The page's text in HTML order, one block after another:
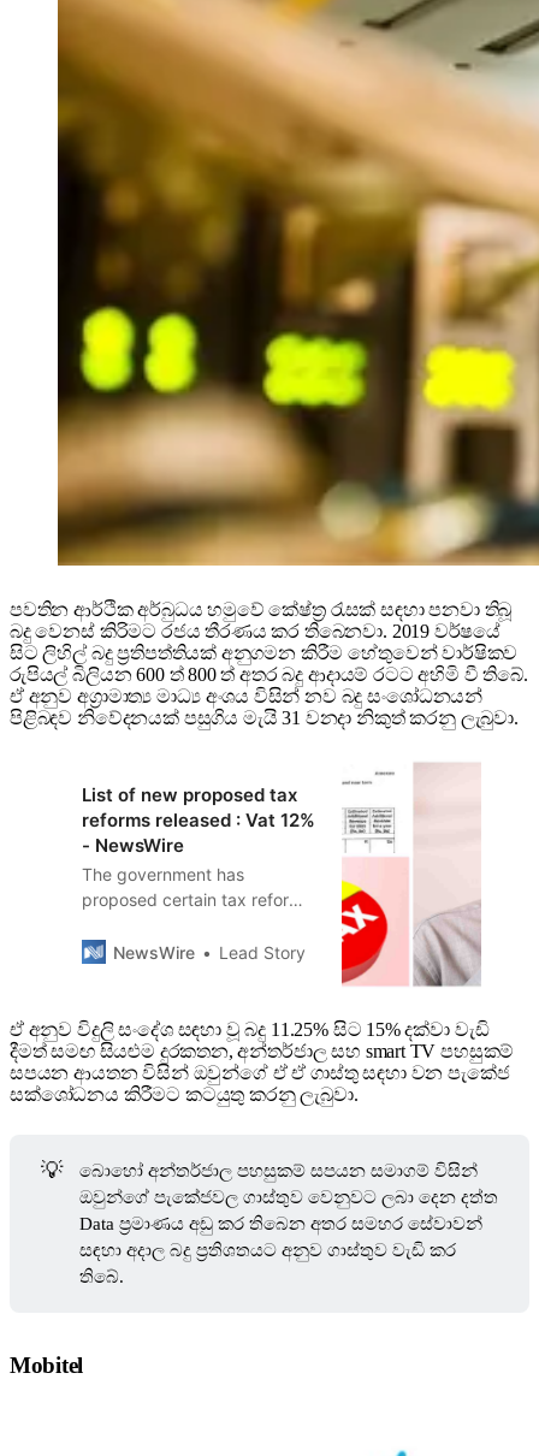
පවතින ආර්ථික අර්බුධය හමුවේ කේෂ්ත්‍ර රැසක් සඳහා පනවා තිබූ
බදු වෙනස් කිරිමට රජය තීරණය කර තිබෙනවා. 2019 වර්ෂයේ
සිට ලිහිල් බදු ප්‍රතිපත්තියක් අනුගමන කිරීම හේතුවෙන් වාර්ෂිකව
රුපියල් බිලියන 600 ත් 800 ත් අතර බදු ආදායම් රටට අහිමි වී තිබේ.
ඒ අනුව අග්‍රාමාත්‍ය මාධ්‍ය අංශය විසින් නව බදු සංශෝධනයන්
පිළිබඳව නිවේදනයක් පසුගිය මැයි 31 වනදා නිකුත් කරනු ලැබුවා.
List of new proposed tax
reforms released : Vat 12%
- NewsWire
The government has
proposed certain tax reforms
immediate and near term to
NewsWire Lead Story
ඒ අනුව විදුලි සංදේශ සඳහා වූ බදු 11.25% සිට 15% දක්වා වැඩි
දීමත් සමඟ සියළුම දුරකතන, අන්තර්ජාල සහ smart TV පහසුකම්
සපයන ආයතන විසින් ඔවුන්ගේ ඒ ඒ ගාස්තු සඳහා වන පැකේජ
සක්ශෝධනය කිරීමට කටයුතු කරනු ලැබුවා.
💡
බොහෝ අන්තර්ජාල පහසුකම් සපයන සමාගම් විසින්
ඔවුන්ගේ පැකේජවල ගාස්තුව වෙනුවට ලබා දෙන දත්ත
Data ප්‍රමාණය අඩු කර තිබෙන අතර සමහර සේවාවන්
සඳහා අදාල බදු ප්‍රතිශතයට අනුව ගාස්තුව වැඩි කර
තිබේ.
Mobitel